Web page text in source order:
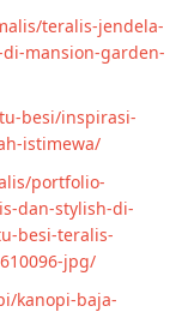
teralis-jendela-
mansion-garden-
besi/inspirasi-
istimewa/
portfolio-
dan-stylish-di-
besi-teralis-
jpg/
kanopi-baja-